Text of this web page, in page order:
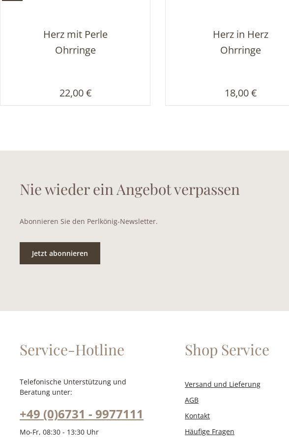
Herz mit Perle
Ohrringe
Regulärer Preis:
22,00 €
Herz in Herz
Ohrringe
Regulärer Preis:
18,00 €
Nie wieder ein Angebot verpassen
Abonnieren Sie den Perlkönig-Newsletter.
Jetzt abonnieren
Service-Hotline
Telefonische Unterstützung und
Beratung unter:
+49 (0)6731 - 9977111
Mo-Fr, 08:30 - 13:30 Uhr
Shop Service
Versand und Lieferung
AGB
Kontakt
Häufige Fragen